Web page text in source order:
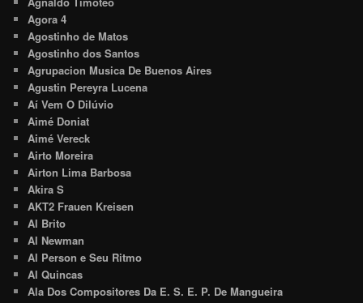
Agora 4
Agostinho de Matos
Agostinho dos Santos
Agrupacion Musica De Buenos Aires
Agustin Pereyra Lucena
Aí Vem O Dilúvio
Aimé Doniat
Aimé Vereck
Airto Moreira
Airton Lima Barbosa
Akira S
AKT2 Frauen Kreisen
Al Brito
Al Newman
Al Person e Seu Ritmo
Al Quincas
Ala Dos Compositores Da E. S. E. P. De Mangueira